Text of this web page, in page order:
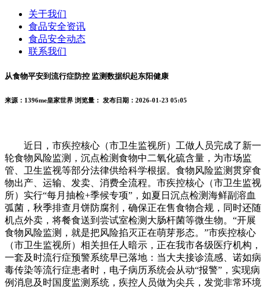
关于我们
食品安全资讯
食品安全动态
联系我们
从食物平安到流行症防控 监测数据织起东阳健康
来源：1396me皇家世界 浏览量： 发布日期：2026-01-23 05:05
近日，市疾控核心（市卫生监视所）工做人员完成了新一
轮食物风险监测，沉点检测食物中二氧化硫含量，为市场监
管、卫生监视等部分法律供给科学根据。食物风险监测贯穿食
物出产、运输、发卖、消费全流程。市疾控核心（市卫生监视
所）实行“每月抽检+季候专项”，如夏日沉点检测海鲜副溶血
弧菌，秋季排查月饼防腐剂，确保正在售食物合规，同时还随
机点外卖，将餐食送到尝试室检测大肠杆菌等微生物。“开展
食物风险监测，就是把风险掐灭正在萌芽形态。”市疾控核心
（市卫生监视所）相关担任人暗示，正在我市各级医疗机构，
一套及时流行症预警系统早已落地：当大夫接诊流感、诺如病
毒传染等流行症患者时，电子病历系统会从动“报警”，实现病
例消息及时国度监测系统，疾控人员做为尖兵，发觉非常环境